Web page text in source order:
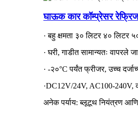
घाऊक कार कॉम्प्रेसर
· बहु क्षमता ३० लिटर ४० लिटर
· घरी, गाडीत सामान्यतः वापरले
· -२०°C पर्यंत फ्रीजर, उच्च
·DC12V/24V, AC100-240V,
अनेक पर्याय: ब्लूटूथ नियंत्रण